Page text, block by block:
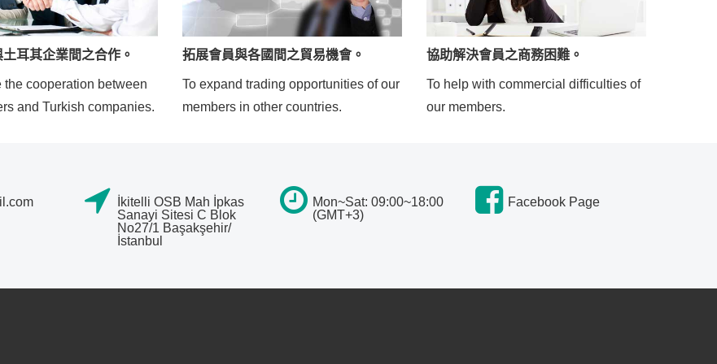
耳其企業間之合作。
the cooperation between
and Turkish companies.
拓展會員與各國間之貿易機會。
To expand trading opportunities of our
members in other countries.
協助解決會員之商務困難。
To help with commercial difficulties of
our members.
İkitelli OSB Mah İpkas
Sanayi Sitesi C Blok
No27/1 Başakşehir/
İstanbul
Mon~Sat: 09:00~18:00
(GMT+3)
Facebook Page